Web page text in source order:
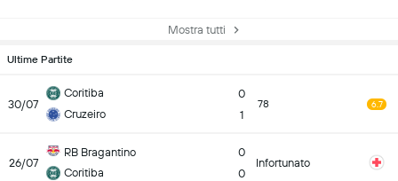
Mostra tutti
Ultime Partite
30/07
Coritiba
Cruzeiro
0
1
78 6.7
26/07
RB Bragantino
Coritiba
0
0
Infortunato